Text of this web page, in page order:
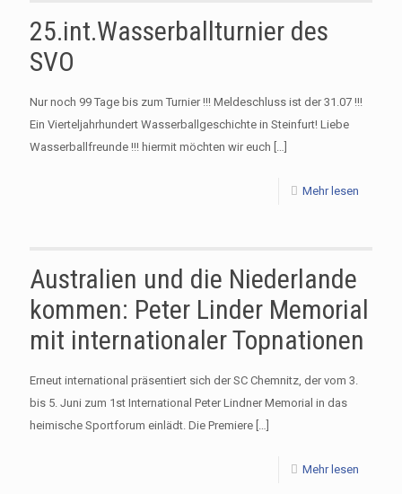
25.int.Wasserballturnier des
SVO
Nur noch 99 Tage bis zum Turnier !!! Meldeschluss ist der 31.07 !!!
Ein Vierteljahrhundert Wasserballgeschichte in Steinfurt! Liebe
Wasserballfreunde !!! hiermit möchten wir euch […]
Mehr lesen
Australien und die Niederlande
kommen: Peter Linder Memorial
mit internationaler Topnationen
Erneut international präsentiert sich der SC Chemnitz, der vom 3.
bis 5. Juni zum 1st International Peter Lindner Memorial in das
heimische Sportforum einlädt. Die Premiere […]
Mehr lesen